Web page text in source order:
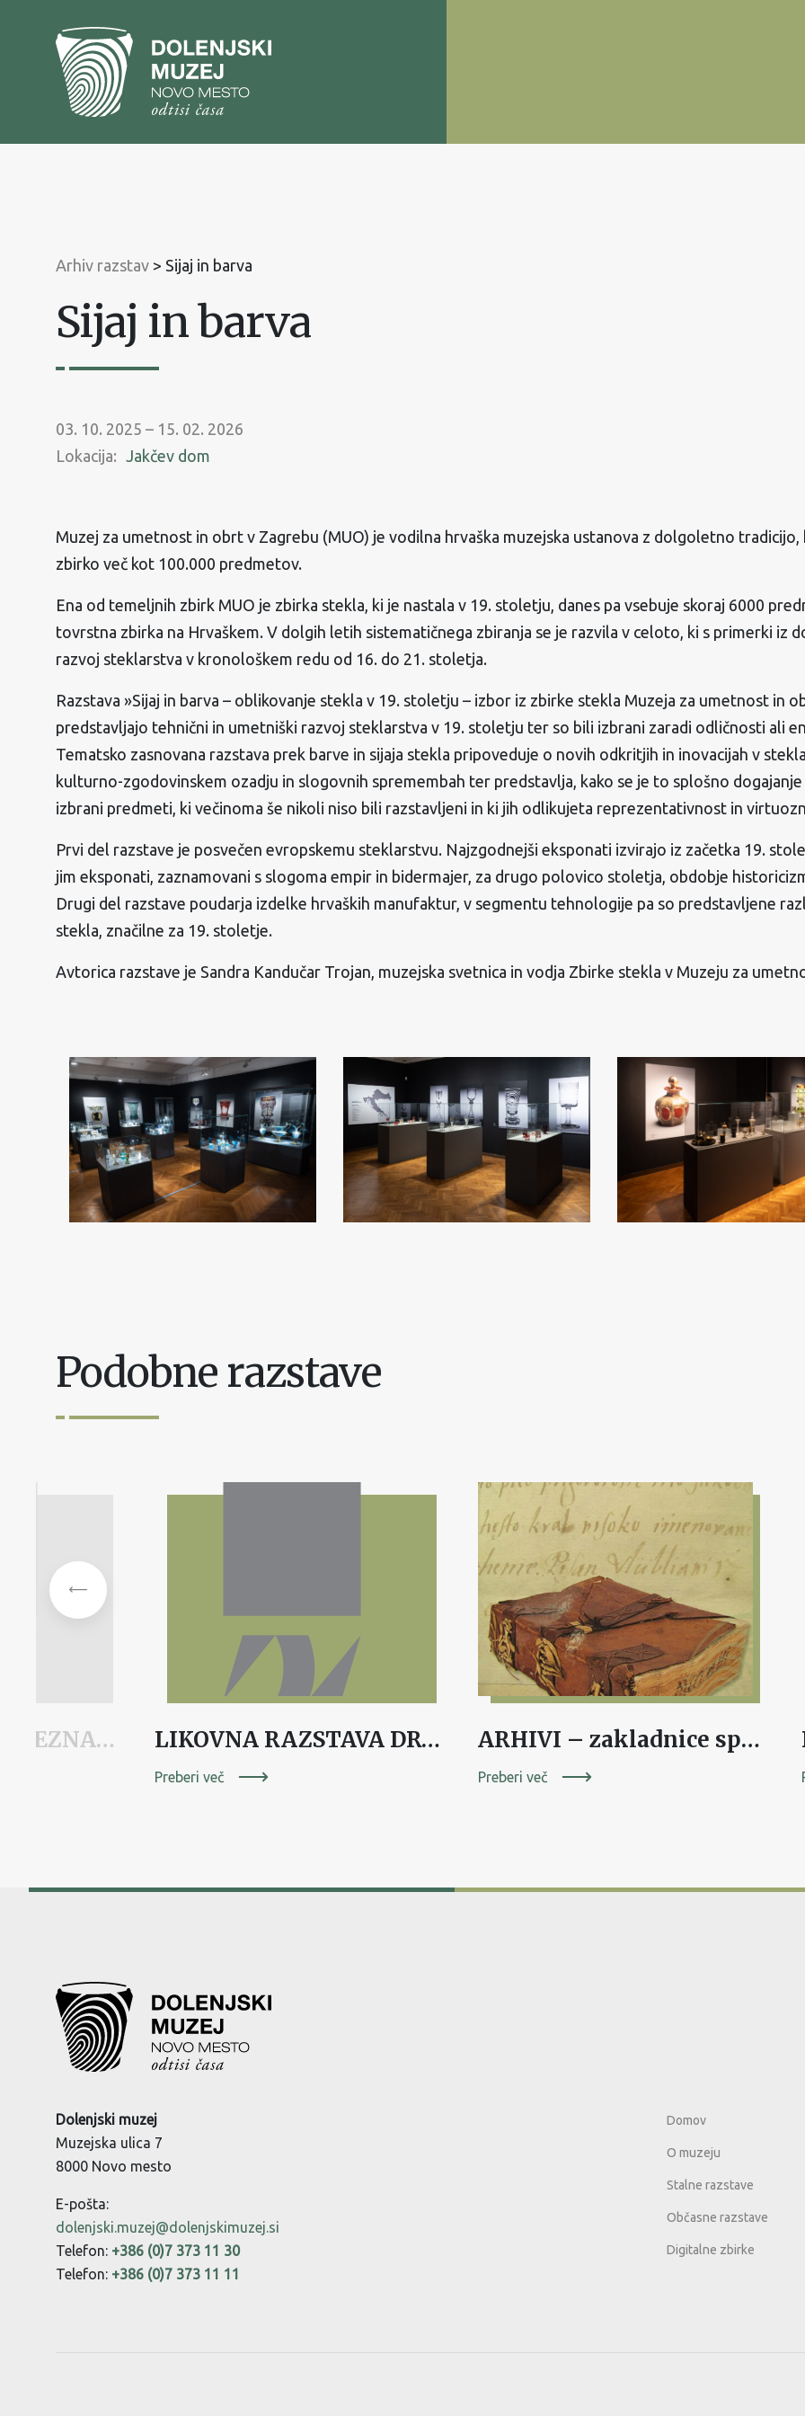
Na
Arhiv razstav > Sijaj in barva
Sijaj in barva
03. 10. 2025 – 15. 02. 2026
Lokacija: Jakčev dom
Muzej za umetnost in obrt v Zagrebu (MUO) je vodilna hrvaška muzejska ustanova z dolgoletno
zbirko več kot 100.000 predmetov.
Ena od temeljnih zbirk MUO je zbirka stekla, ki je nastala v 19. stoletju, danes pa vsebuje skoraj 6000
tovrstna zbirka na Hrvaškem. V dolgih letih sistematičnega zbiranja se je razvila v celoto, ki s primerki iz
razvoj steklarstva v kronološkem redu od 16. do 21. stoletja.
Razstava »Sijaj in barva – oblikovanje stekla v 19. stoletju – izbor iz zbirke stekla Muzeja za umetnost in
predstavljajo tehnični in umetniški razvoj steklarstva v 19. stoletju ter so bili izbrani zaradi odličnosti ali
Tematsko zasnovana razstava prek barve in sijaja stekla pripoveduje o novih odkritjih in inovacijah v
kulturno-zgodovinskem ozadju in slogovnih spremembah ter predstavlja, kako se je to splošno
izbrani predmeti, ki večinoma še nikoli niso bili razstavljeni in ki jih odlikujeta reprezentativnost in
Prvi del razstave je posvečen evropskemu steklarstvu. Najzgodnejši eksponati izvirajo iz začetka 19.
jim eksponati, zaznamovani s slogoma empir in bidermajer, za drugo polovico stoletja, obdobje
Drugi del razstave poudarja izdelke hrvaških manufaktur, v segmentu tehnologije pa so predstavljene
stekla, značilne za 19. stoletje.
Avtorica razstave je Sandra Kandučar Trojan, muzejska svetnica in vodja Zbirke stekla v Muzeju za
Podobne razstave
EDINA TEMA JE NEZNANJE LIKOVNA RAZSTAVA DRUŠTVA LIKOVNIH USTVARJALCEV DOLENJSKE
Preberi več
ARHIVI – zakladnice spominov
Preberi več
Dolenjski muzej
Muzejska ulica 7
8000 Novo mesto
E-pošta:
dolenjski.muzej@dolenjskimuzej.si
Telefon: +386 (0)7 373 11 30
Telefon: +386 (0)7 373 11 11
Domov
O muzeju
Stalne razstave
Občasne razstave
Digitalne zbirke